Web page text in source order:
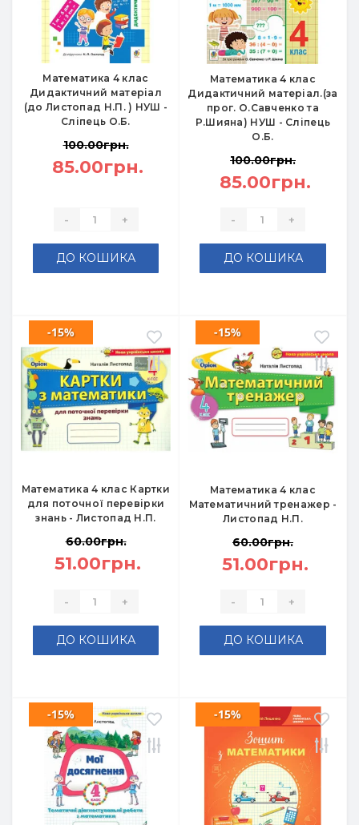
Математика 4 клас
Дидактичний матеріал
(до Листопад Н.П. ) НУШ -
Сліпець О.Б.
100.00грн.
85.00грн.
- +
ДО КОШИКА
Математика 4 клас
Дидактичний матеріал.(за
прог. О.Савченко та
Р.Шияна) НУШ - Сліпець
О.Б.
100.00грн.
85.00грн.
- +
ДО КОШИКА
Математика 4 клас Картки
для поточної перевірки
знань - Листопад Н.П.
-15%
60.00грн.
51.00грн.
- +
ДО КОШИКА
Математика 4 клас
Математичний тренажер -
Листопад Н.П.
-15%
60.00грн.
51.00грн.
- +
ДО КОШИКА
-15% -15%